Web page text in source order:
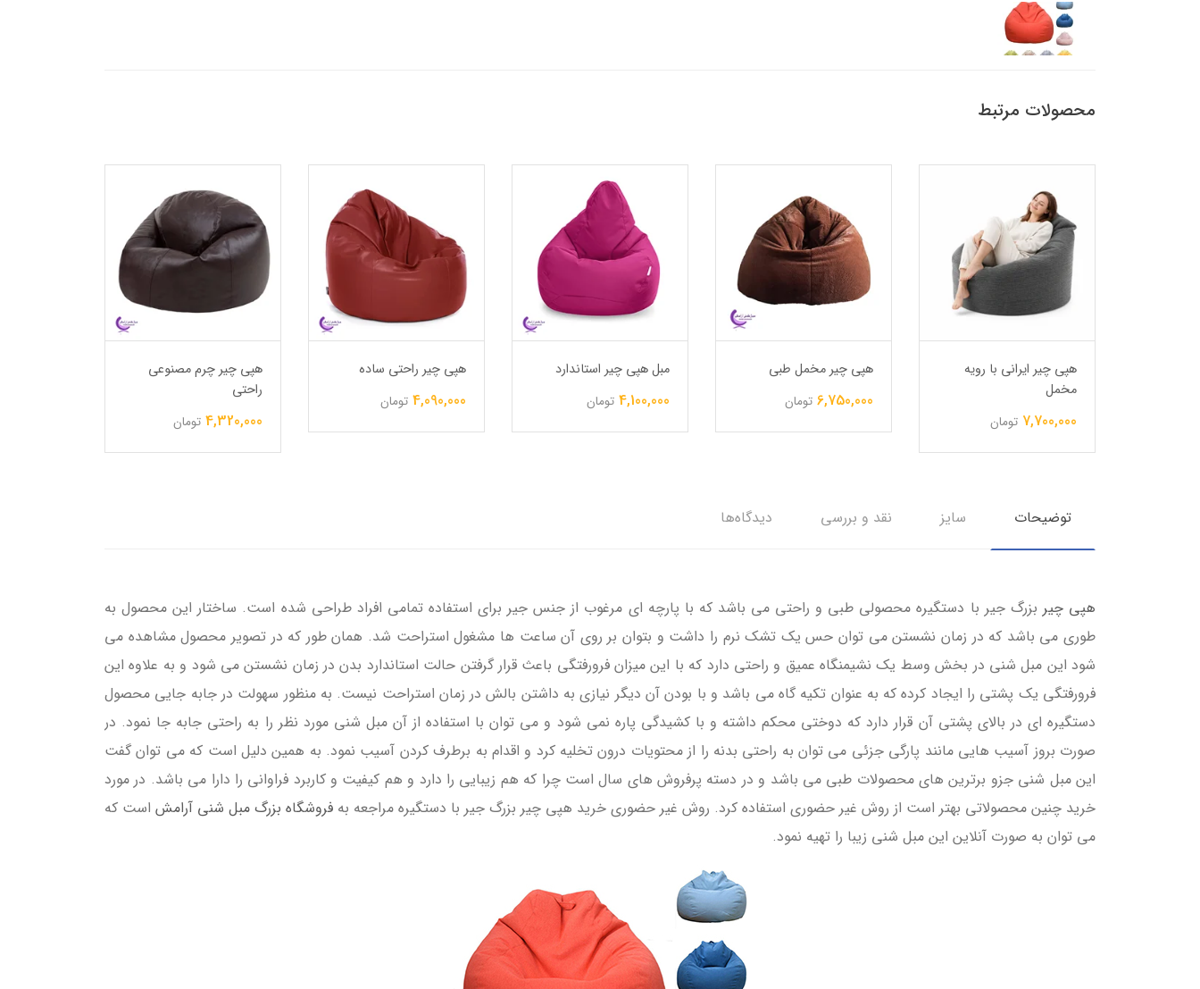
محصولات مرتبط
هپی چیر ایرانی با رویه
مخمل
7,700,000 تومان
هپی چیر مخمل طبی
6,750,000 تومان
مبل هپی چیر استاندارد
4,100,000 تومان
هپی چیر راحتی ساده
4,090,000 تومان
هپی چیر چرم مصنوعی
راحتی
4,320,000 تومان
توضیحات سایز نقد و بررسی دیدگاه‌ها
هپی چیر بزرگ جیر با دستگیره محصولی طبی و راحتی می باشد که با پارچه ای مرغوب از جنس جیر برای استفاده تمامی افراد طراحی شده است. ساختار این محصول به
طوری می باشد که در زمان نشستن می توان حس یک تشک نرم را داشت و بتوان بر روی آن ساعت ها مشغول استراحت شد. همان طور که در تصویر محصول مشاهده می
شود این مبل شنی در بخش وسط یک نشیمنگاه عمیق و راحتی دارد که با این میزان فرورفتگی باعث قرار گرفتن حالت استاندارد بدن در زمان نشستن می شود و به علاوه این
فرورفتگی یک پشتی را ایجاد کرده که به عنوان تکیه گاه می باشد و با بودن آن دیگر نیازی به داشتن بالش در زمان استراحت نیست. به منظور سهولت در جابه جایی محصول
دستگیره ای در بالای پشتی آن قرار دارد که دوختی محکم داشته و با کشیدگی پاره نمی شود و می توان با استفاده از آن مبل شنی مورد نظر را به راحتی جابه جا نمود. در
صورت بروز آسیب هایی مانند پارگی جزئی می توان به راحتی بدنه را از محتویات درون تخلیه کرد و اقدام به برطرف کردن آسیب نمود. به همین دلیل است که می توان گفت
این مبل شنی جزو برترین های محصولات طبی می باشد و در دسته پرفروش های سال است چرا که هم زیبایی را دارد و هم کیفیت و کاربرد فراوانی را دارا می باشد. در مورد
خرید چنین محصولاتی بهتر است از روش غیر حضوری استفاده کرد. روش غیر حضوری خرید هپی چیر بزرگ جیر با دستگیره مراجعه به فروشگاه بزرگ مبل شنی آرامش است که
می توان به صورت آنلاین این مبل شنی زیبا را تهیه نمود.